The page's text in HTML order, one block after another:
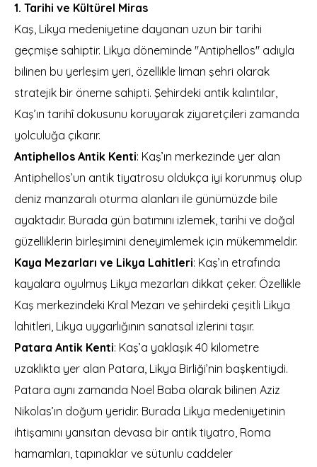
1. Tarihi ve Kültürel Miras
Kaş, Likya medeniyetine dayanan uzun bir tarihi
geçmişe sahiptir. Likya döneminde "Antiphellos" adıyla
bilinen bu yerleşim yeri, özellikle liman şehri olarak
stratejik bir öneme sahipti. Şehirdeki antik kalıntılar,
Kaş’ın tarihî dokusunu koruyarak ziyaretçileri zamanda
yolculuğa çıkarır.
Antiphellos Antik Kenti: Kaş’ın merkezinde yer alan
Antiphellos’un antik tiyatrosu oldukça iyi korunmuş olup
deniz manzaralı oturma alanları ile günümüzde bile
ayaktadır. Burada gün batımını izlemek, tarihi ve doğal
güzelliklerin birleşimini deneyimlemek için mükemmeldir.
Kaya Mezarları ve Likya Lahitleri: Kaş’ın etrafında
kayalara oyulmuş Likya mezarları dikkat çeker. Özellikle
Kaş merkezindeki Kral Mezarı ve şehirdeki çeşitli Likya
lahitleri, Likya uygarlığının sanatsal izlerini taşır.
Patara Antik Kenti: Kaş’a yaklaşık 40 kilometre
uzaklıkta yer alan Patara, Likya Birliği’nin başkentiydi.
Patara aynı zamanda Noel Baba olarak bilinen Aziz
Nikolas’ın doğum yeridir. Burada Likya medeniyetinin
ihtişamını yansıtan devasa bir antik tiyatro, Roma
hamamları, tapınaklar ve sütunlu caddeler